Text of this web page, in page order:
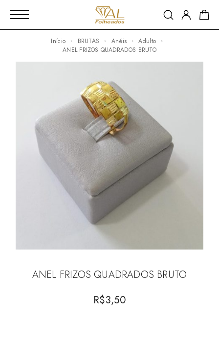
Início BRUTAS Anéis
Adulto
ANEL FRIZOS QUADRADOS BRUTO
ANEL FRIZOS QUADRADOS BRUTO
R$3,50